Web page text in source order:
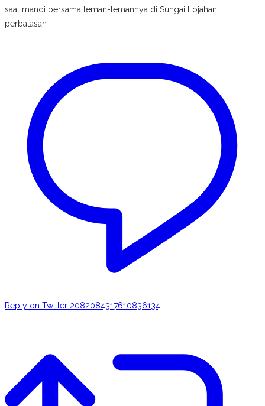
saat mandi bersama teman-temannya di Sungai Lojahan,
perbatasan
Reply on Twitter 2082084317610836134